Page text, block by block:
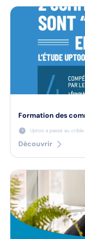
Formation des
Uptoo a passé au
Découvrir